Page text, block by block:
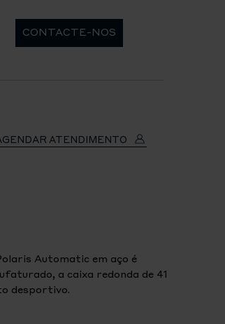
CONTACTE-NOS
ATENDIMENTO
Automatic em aço é
a caixa redonda de 41
desportivo.